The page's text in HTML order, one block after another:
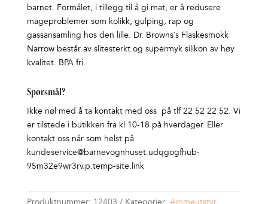
barnet. Formålet, i tillegg til å gi mat, er å redusere
mageproblemer som kolikk, gulping, rap og
gassansamling hos den lille. Dr. Browns`s Flaskesmokk
Narrow består av slitesterkt og supermyk silikon av høy
kvalitet. BPA fri.
Spørsmål?
Ikke nøl med å ta kontakt med oss på tlf 22 52 22 52. Vi
er tilstede i butikken fra kl 10-18 på hverdager. Eller
kontakt oss når som helst på
kundeservice@barnevognhuset.udqgogfhub-
95m32e9wr3rv.p.temp-site.link
Produktnummer: 12403 Kategorier: Ammeutstyr,